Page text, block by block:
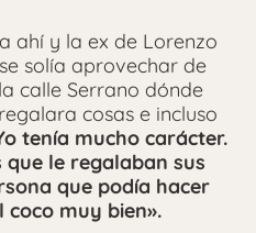
ahí y la ex de Lorenzo
solía aprovechar de
calle Serrano dónde
cosas e incluso
tenía mucho carácter.
le regalaban sus
que podía hacer
coco muy bien».